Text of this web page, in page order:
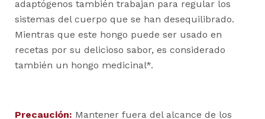
adaptógenos también trabajan para regular los
sistemas del cuerpo que se han desequilibrado.
Mientras que este hongo puede ser usado en
recetas por su delicioso sabor, es considerado
también un hongo medicinal*.
Precaución: Mantener fuera del alcance de los